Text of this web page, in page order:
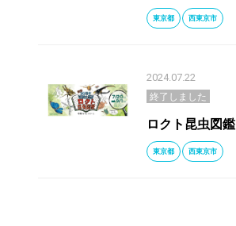
東京都 西東京市
2024.07.22
終了しました
ロクト昆虫図鑑
東京都 西東京市